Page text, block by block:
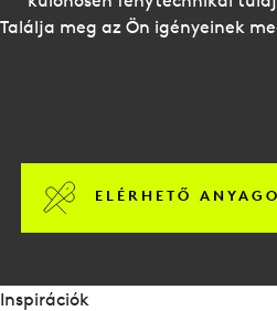
Találja meg az Ön igényeinek
ELÉRHETŐ
Inspirációk